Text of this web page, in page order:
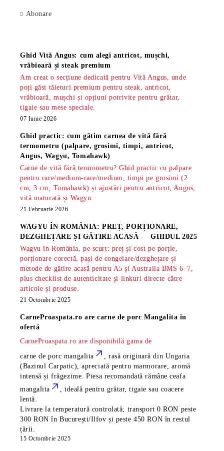
Abonare
Ghid Vită Angus: cum alegi antricot, mușchi,
vrăbioară și steak premium
Am creat o secțiune dedicată pentru Vită Angus, unde
poți găsi tăieturi premium pentru steak, antricot,
vrăbioară, mușchi și opțiuni potrivite pentru grătar,
tigaie sau mese speciale.
07 Iunie 2026
Ghid practic: cum gătim carnea de vită fără
termometru (palpare, grosimi, timpi, antricot,
Angus, Wagyu, Tomahawk)
Carne de vită fără termometru? Ghid practic cu palpare
pentru rare/medium-rare/medium, timpi pe grosimi (2
cm, 3 cm, Tomahawk) și ajustări pentru antricot, Angus,
vită maturată și Wagyu.
21 Februarie 2026
WAGYU ÎN ROMÂNIA: PREȚ, PORȚIONARE,
DEZGHEȚARE ȘI GĂTIRE ACASĂ — GHIDUL 2025
Wagyu în România, pe scurt: preț și cost pe porție,
porționare corectă, pași de congelare/dezghețare și
metode de gătire acasă pentru A5 și Australia BMS 6–7,
plus checklist de autenticitate și linkuri directe către
articole și produse.
21 Octombrie 2025
CarneProaspata.ro arecarne de porc Mangalita în
ofertă
CarneProaspata.ro are disponibilă gama de
carne de porc mangalita
, rasă originară din Ungaria
(Bazinul Carpatic), apreciată pentru marmorare, aromă
intensă și frăgezime. Piesa recomandată rămâneceafa
mangalita
, ideală pentru grătar, tigaie sau coacere
lentă.
Livrare la temperatură controlată; transport 0 RON peste
300 RON în București/Ilfov și peste 450 RON în restul
țării.
15 Octombrie 2025